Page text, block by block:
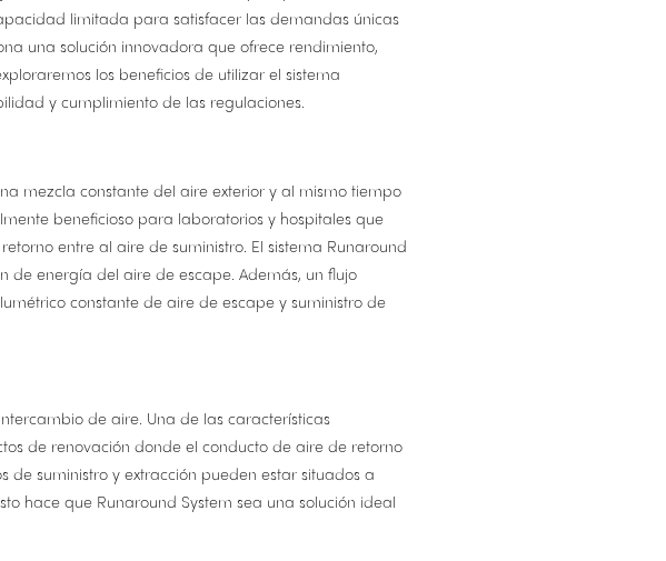
limitada para satisfacer las demandas únicas
una solución innovadora que ofrece rendimiento,
los beneficios de utilizar el sistema
y cumplimiento de las regulaciones.
mezcla constante del aire exterior y al mismo tiempo
beneficioso para laboratorios y hospitales que
entre al aire de suministro. El sistema Runaround
energía del aire de escape. Además, un flujo
constante de aire de escape y suministro de
de aire. Una de las características
de renovación donde el conducto de aire de retorno
suministro y extracción pueden estar situados a
hace que Runaround System sea una solución ideal